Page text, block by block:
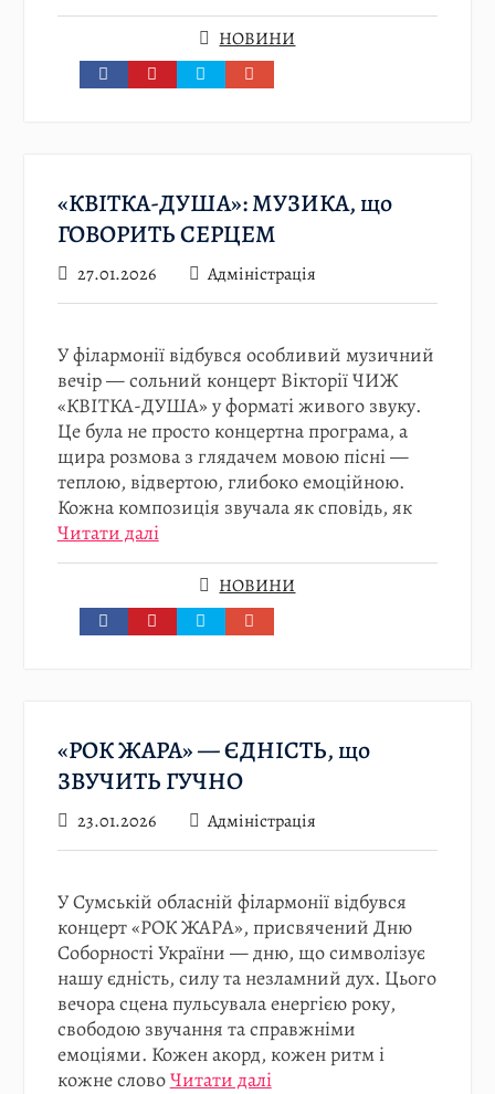
НОВИНИ
«КВІТКА-ДУША»: МУЗИКА, що
ГОВОРИТЬ СЕРЦЕМ
27.01.2026 Адміністрація
У філармонії відбувся особливий музичний
вечір — сольний концерт Вікторії ЧИЖ
«КВІТКА-ДУША» у форматі живого звуку.
Це була не просто концертна програма, а
щира розмова з глядачем мовою пісні —
теплою, відвертою, глибоко емоційною.
Кожна композиція звучала як сповідь, як
Читати далі
НОВИНИ
«РОК ЖАРА» — ЄДНІСТЬ, що
ЗВУЧИТЬ ГУЧНО
23.01.2026 Адміністрація
У Сумській обласній філармонії відбувся
концерт «РОК ЖАРА», присвячений Дню
Соборності України — дню, що символізує
нашу єдність, силу та незламний дух. Цього
вечора сцена пульсувала енергією року,
свободою звучання та справжніми
емоціями. Кожен акорд, кожен ритм і
кожне словоЧитати далі